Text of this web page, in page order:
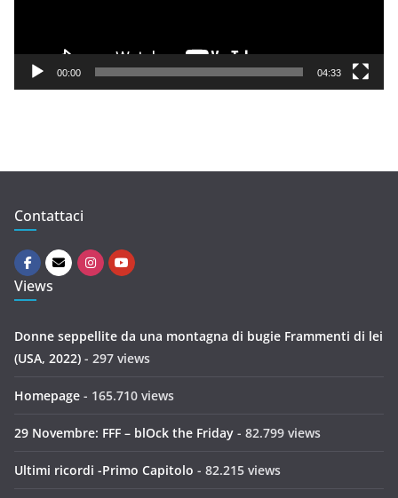
e
00:00 04:33
Contattaci
Views
Donne seppellite da una montagna di bugie Frammenti di lei
(USA, 2022) - 297 views
Homepage - 165.710 views
29 Novembre: FFF – blOck the Friday - 82.799 views
Ultimi ricordi -Primo Capitolo - 82.215 views